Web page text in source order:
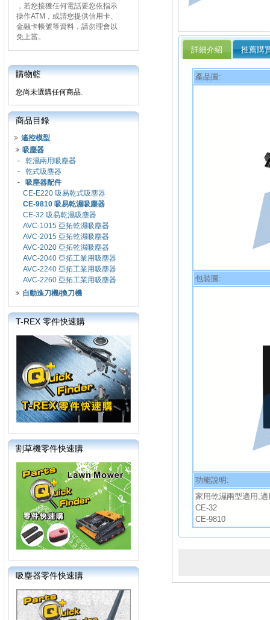
，若您接獲任何電話要您依指示
操作ATM，或請您提供信用卡、
金融卡帳號等資料，請勿理會以
免上當。
購物籃
您尚未選購任何商品.
商品目錄
遙控模型
吸塵器
- 乾濕兩用吸塵器
- 乾式吸塵器
- 吸塵器配件
CE-E220 吸易乾式吸塵器
CE-9810 吸易乾濕吸塵器
CE-32 吸易乾濕吸塵器
AVC-1015 亞拓乾濕吸塵器
AVC-2015 亞拓乾濕吸塵器
AVC-2020 亞拓乾濕吸塵器
AVC-2040 亞拓工業用吸塵器
AVC-2240 亞拓工業用吸塵器
AVC-2260 亞拓工業用吸塵器
自動進刀機/換刀機
T-REX 零件快速購
割草機零件快速購
吸塵器零件快速購
詳細介紹 推薦購
產品圖:
包裝圖:
功能說明:
家用乾濕兩型適用,
CE-32
CE-9810